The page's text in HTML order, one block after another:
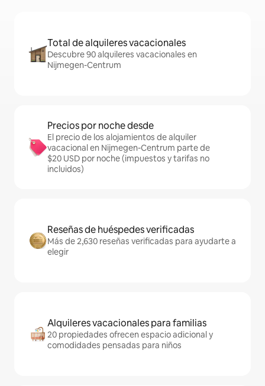
Total de alquileres vacacionales
Descubre 90 alquileres vacacionales en
Nijmegen-Centrum
Precios por noche desde
El precio de los alojamientos de alquiler
vacacional en Nijmegen-Centrum parte de
$20 USD por noche (impuestos y tarifas no
incluidos)
Reseñas de huéspedes verificadas
Más de 2,630 reseñas verificadas para ayudarte a
elegir
Alquileres vacacionales para familias
20 propiedades ofrecen espacio adicional y
comodidades pensadas para niños